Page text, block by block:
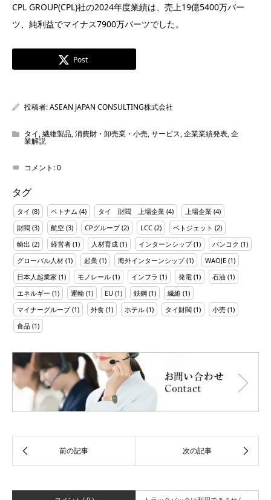
CPL GROUP(CPL)社の2024年度業績は、売上19億5400万バー
ツ、純利益でマイナス7900万バーツでした。
Post
投稿者:ASEAN JAPAN CONSULTING株式会社
タイ,繊維製品,消費財・卸売業・小売,サービス,企業業績発表,企
業解説
コメント:0
タグ
タイ (8) ベトナム (4) タイ 財閥 上場企業 (4) 上場企業 (4)
財閥 (3) 航空 (3) CPグループ(2) LCC (2) ベトジェット (2)
輸出 (2) 経営者 (1) 人材育成 (1) インターンシップ(1) バンコク (1)
グローバル人材 (1) 起業 (1) 海外インターンシップ(1) WAOJE (1)
日本人起業家 (1) モノレール (1) インフラ (1) 発電 (1) 石油 (1)
エネルギー (1) 運輸 (1) EU (1) 鉄鋼 (1) 繊維 (1)
マイナーグループ(1) 外食 (1) ホテル (1) タイ財閥 (1) 小売 (1)
食品 (1)